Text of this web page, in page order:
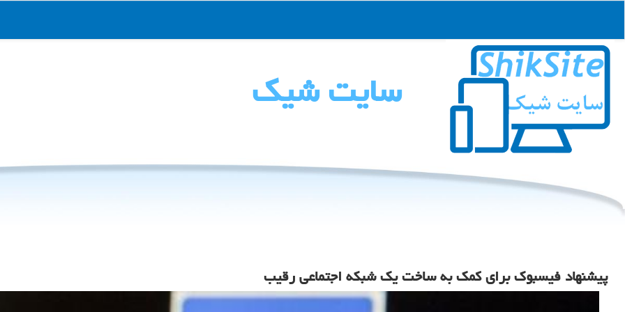
سایت شیك
پیشنهاد فیسبوك برای كمك به ساخت یك شبكه اجتماعی رقیب